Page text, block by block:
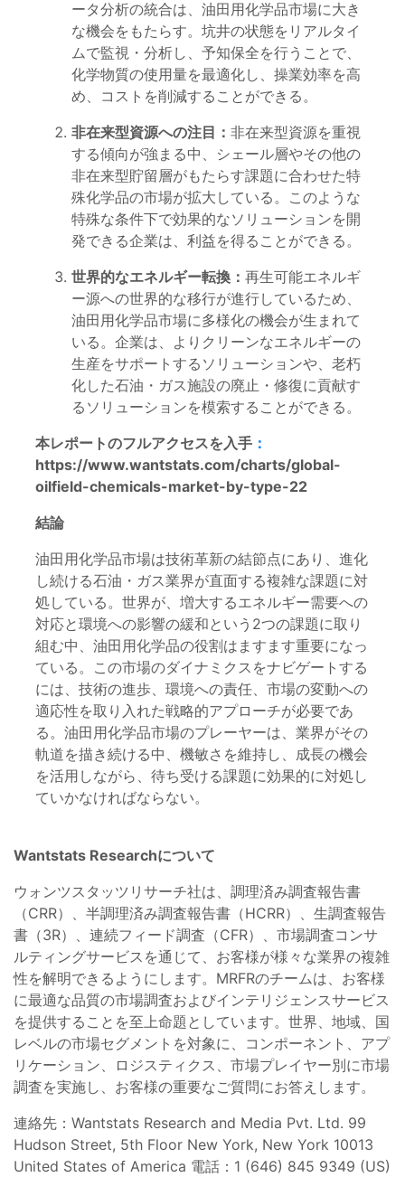
ータ分析の統合は、油田用化学品市場に大き
な機会をもたらす。坑井の状態をリアルタイ
ムで監視・分析し、予知保全を行うことで、
化学物質の使用量を最適化し、操業効率を高
め、コストを削減することができる。
非在来型資源への注目： 非在来型資源を重視
する傾向が強まる中、シェール層やその他の
非在来型貯留層がもたらす課題に合わせた特
殊化学品の市場が拡大している。このような
特殊な条件下で効果的なソリューションを開
発できる企業は、利益を得ることができる。
世界的なエネルギー転換： 再生可能エネルギ
ー源への世界的な移行が進行しているため、
油田用化学品市場に多様化の機会が生まれて
いる。企業は、よりクリーンなエネルギーの
生産をサポートするソリューションや、老朽
化した石油・ガス施設の廃止・修復に貢献す
るソリューションを模索することができる。
本レポートのフルアクセスを入手 ：
https://www.wantstats.com/charts/global-
oilfield-chemicals-market-by-type-22
結論
油田用化学品市場は技術革新の結節点にあり、進化
し続ける石油・ガス業界が直面する複雑な課題に対
処している。世界が、増大するエネルギー需要への
対応と環境への影響の緩和という2つの課題に取り
組む中、油田用化学品の役割はますます重要になっ
ている。この市場のダイナミクスをナビゲートする
には、技術の進歩、環境への責任、市場の変動への
適応性を取り入れた戦略的アプローチが必要であ
る。油田用化学品市場のプレーヤーは、業界がその
軌道を描き続ける中、機敏さを維持し、成長の機会
を活用しながら、待ち受ける課題に効果的に対処し
ていかなければならない。
Wantstats Researchについて
ウォンツスタッツリサーチ社は、調理済み調査報告書
（CRR）、半調理済み調査報告書（HCRR）、生調査報告
書（3R）、連続フィード調査（CFR）、市場調査コンサ
ルティングサービスを通じて、お客様が様々な業界の複雑
性を解明できるようにします。MRFRのチームは、お客様
に最適な品質の市場調査およびインテリジェンスサービス
を提供することを至上命題としています。世界、地域、国
レベルの市場セグメントを対象に、コンポーネント、アプ
リケーション、ロジスティクス、市場プレイヤー別に市場
調査を実施し、お客様の重要なご質問にお答えします。
連絡先：Wantstats Research and Media Pvt. Ltd. 99
Hudson Street, 5th Floor New York, New York 10013
United States of America 電話：1 (646) 845 9349 (US)